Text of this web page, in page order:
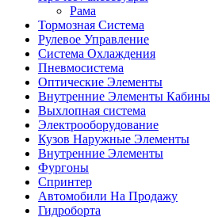
Рама
Тормозная Система
Рулевое Управление
Система Охлаждения
Пневмосистема
Оптические Элементы
Внутренние Элементы Кабины
Выхлопная система
Электрооборудование
Кузов Наружные Элементы
Внутренние Элементы
Фургоны
Спринтер
Автомобили На Продажу
Гидроборта